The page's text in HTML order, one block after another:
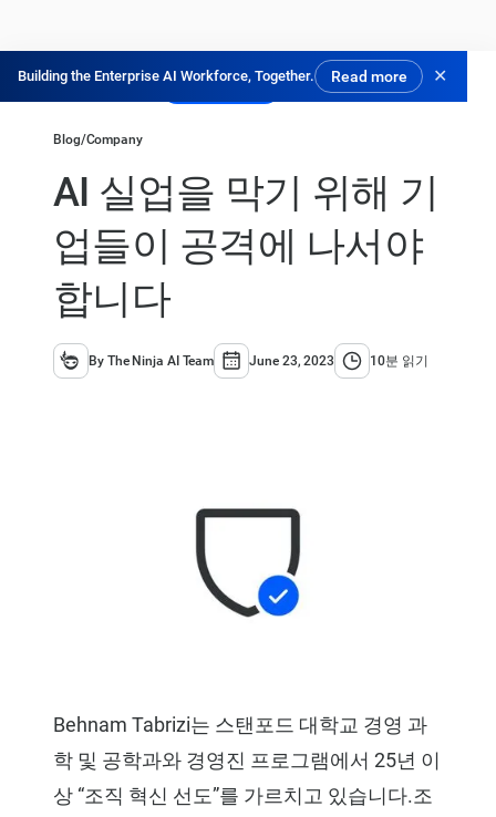
Building the Enterprise AI Workforce, Together. Read more ✕
닌자 체험하기
Blog/Company
AI 실업을 막기 위해 기
업들이 공격에 나서야
합니다
By The Ninja AI Team June 23, 2023 10분 읽기
Behnam Tabrizi는 스탠포드 대학교 경영 과
학 및 공학과와 경영진 프로그램에서 25년 이
상 “조직 혁신 선도”를 가르치고 있습니다.조